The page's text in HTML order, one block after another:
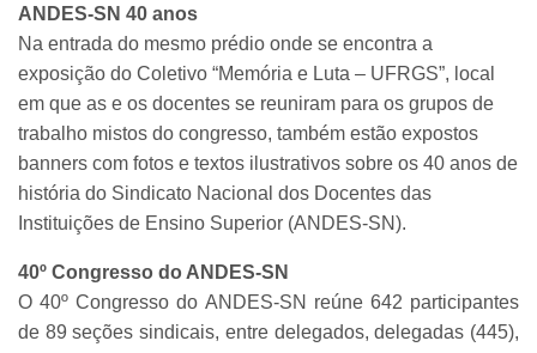
ANDES-SN 40 anos
Na entrada do mesmo prédio onde se encontra a
exposição do Coletivo “Memória e Luta – UFRGS”, local
em que as e os docentes se reuniram para os grupos de
trabalho mistos do congresso, também estão expostos
banners com fotos e textos ilustrativos sobre os 40 anos de
história do Sindicato Nacional dos Docentes das
Instituições de Ensino Superior (ANDES-SN).
40º Congresso do ANDES-SN
O 40º Congresso do ANDES-SN reúne 642 participantes
de 89 seções sindicais, entre delegados, delegadas (445),